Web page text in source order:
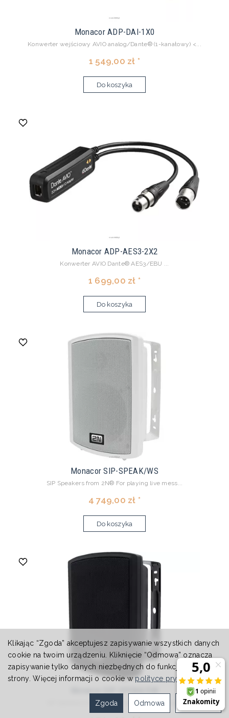
Monacor ADP-DAI-1X0
Konwerter wejściowy AVIO analog/Dante® (1-kanałowy) <...
1 549,00 zł *
Do koszyka
Monacor ADP-AES3-2X2
Konwerter AVIO Dante® AES3/EBU ...
1 699,00 zł *
Do koszyka
Monacor SIP-SPEAK/WS
SIP Speakers from 2N® For playing live mess...
4 749,00 zł *
Do koszyka
SIP Speakers from 2N® For playing live mess...
Klikając “Zgoda” akceptujesz zapisywanie wszystkich danych
cookie na twoim urządzeniu. Kliknięcie “Odmowa” oznacza
zapisywanie tylko danych niezbędnych do funkcjonowania
strony. Więcej informacji o cookie wpolityce prywatności.
Ustawienia
Odmowa
Zgoda